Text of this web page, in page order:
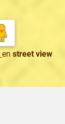
en street view